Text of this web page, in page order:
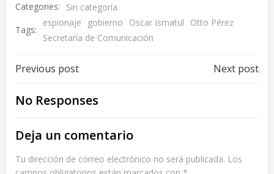
Categories:
Sin categoría
Tags:
espionaje gobierno Oscar Ismatul
Otto Pérez
Secretaría de Comunicación
Post
navigation
Previous post Next post
No Responses
Deja un comentario
Tu dirección de correo electrónico no será publicada. Los